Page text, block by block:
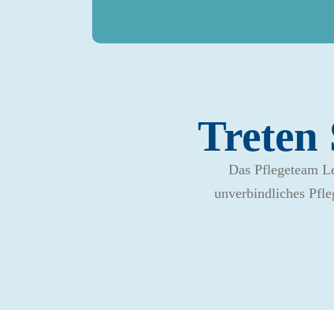
Treten
Das Pflegeteam
unverbindliches